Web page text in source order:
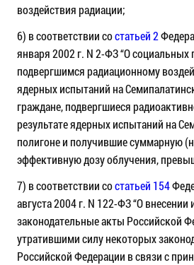
воздействия радиации;
6) в соответствии состатьей 2
января 2002 г. N 2-ФЗ “О социальных
подвергшимся радиационному
ядерных испытаний на
граждане, подвергшиеся
результате ядерных испытаний на
полигоне и получившие суммарную
эффективную дозу облучения,
7) в соответствии состатьей 154
августа 2004 г. N 122-ФЗ “О внесении
законодательные акты Российской
утратившими силу некоторых
Российской Федерации в связи с